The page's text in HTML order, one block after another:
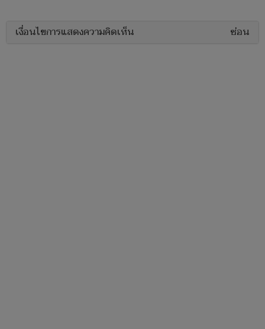
เงื่อนไขการแสดงความคิดเห็น ซ่อน